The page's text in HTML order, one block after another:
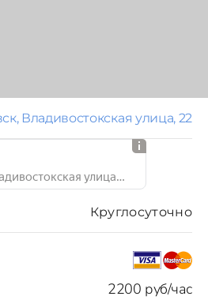
2200 руб/час
Круглосуточно
Владивостокская улица, 22
Хабаровск, Владивостокская улица, 22